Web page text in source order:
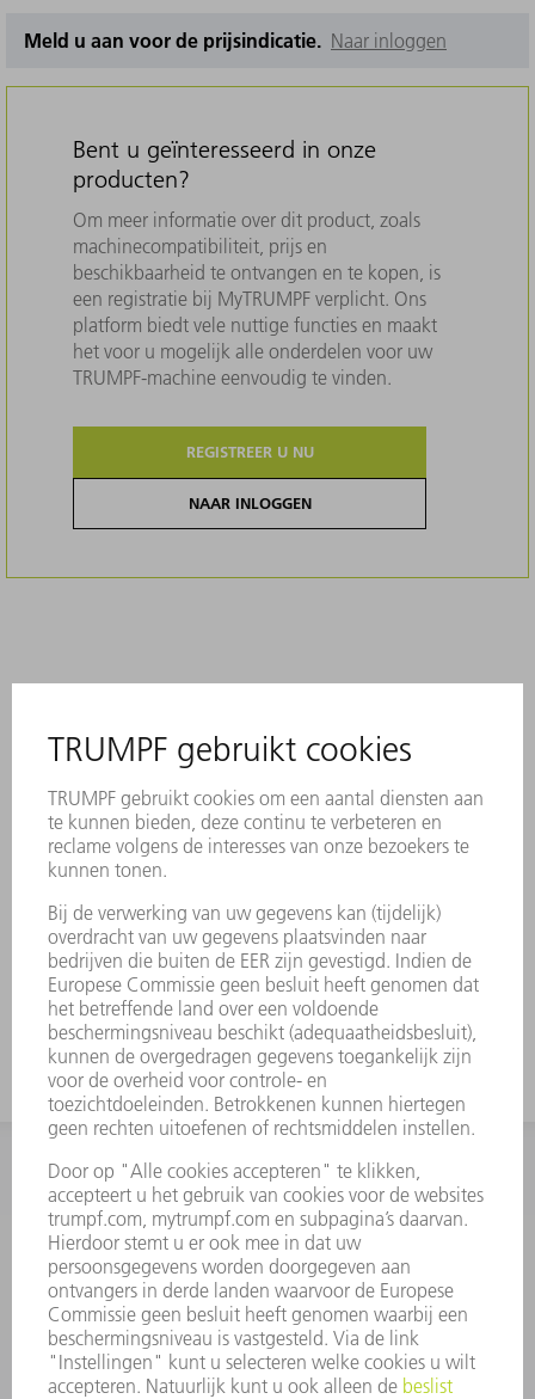
Meld u aan voor de prijsindicatie. Naar inloggen
Bent u geïnteresseerd in onze
producten?
Om meer informatie over dit product, zoals
machinecompatibiliteit, prijs en
beschikbaarheid te ontvangen en te kopen, is
een registratie bij MyTRUMPF verplicht. Ons
platform biedt vele nuttige functies en maakt
het voor u mogelijk alle onderdelen voor uw
TRUMPF-machine eenvoudig te vinden.
REGISTREER U NU
NAAR INLOGGEN
INFORMATIE
Veel gestelde vragen
Algemene voorwaarden
CONTACT
+31 88 4002 400
Ma. - vr. 8.00 - 17.00 uur
onderdelen.tnl@de.trumpf.com